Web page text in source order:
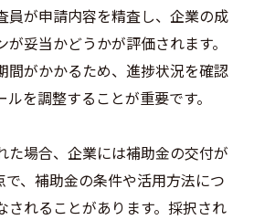
員が申請内容を精査し、企業の成
妥当かどうかが評価されます。
間がかかるため、進捗状況を確認
を調整することが重要です。
た場合、企業には補助金の交付が
で、補助金の条件や活用方法につ
されることがあります。採択され